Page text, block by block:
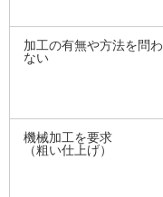
加工の有無や方法を問わ
ない
機械加工を要求
（粗い仕上げ）